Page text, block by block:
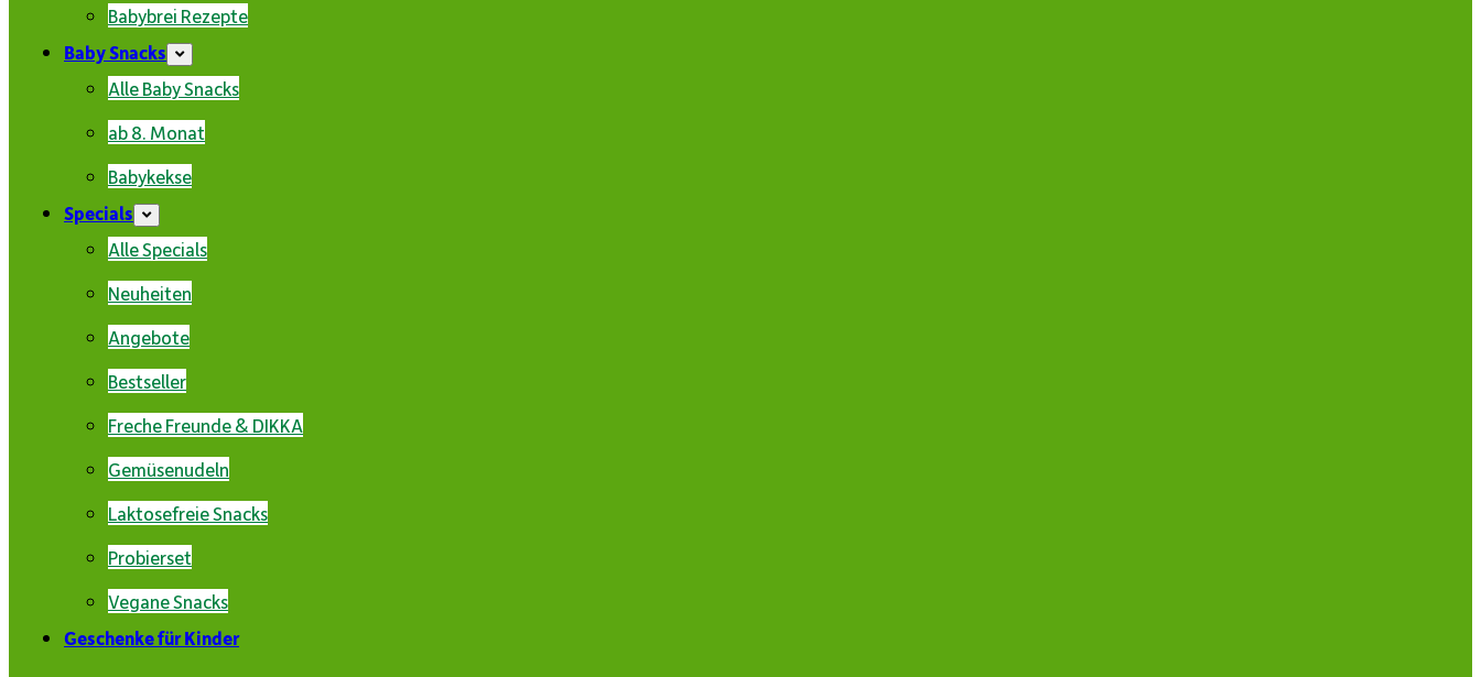
Babybrei Rezepte
Baby Snacks
Alle Baby Snacks
ab 8. Monat
Babykekse
Specials
Alle Specials
Neuheiten
Angebote
Bestseller
Freche Freunde & DIKKA
Gemüsenudeln
Laktosefreie Snacks
Probierset
Vegane Snacks
Geschenke für Kinder